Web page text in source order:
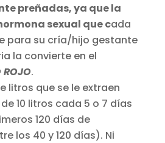
preñadas, ya que la
sexual que cada
para su cría/hijo gestante
la convierte en el
ROJO.
litros que se le extraen
10 litros cada 5 o 7 días
120 días de
los 40 y 120 días). Ni